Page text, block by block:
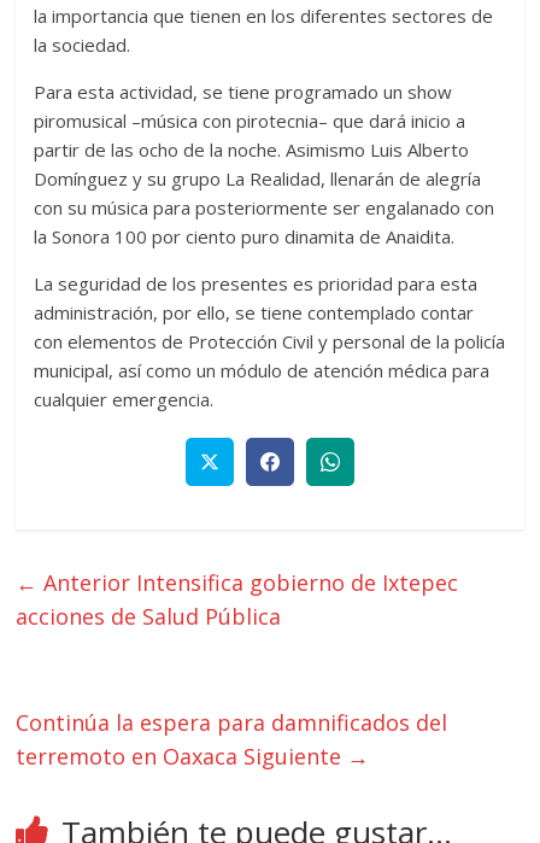
la importancia que tienen en los diferentes sectores de
la sociedad.
Para esta actividad, se tiene programado un show
piromusical –música con pirotecnia– que dará inicio a
partir de las ocho de la noche. Asimismo Luis Alberto
Domínguez y su grupo La Realidad, llenarán de alegría
con su música para posteriormente ser engalanado con
la Sonora 100 por ciento puro dinamita de Anaidita.
La seguridad de los presentes es prioridad para esta
administración, por ello, se tiene contemplado contar
con elementos de Protección Civil y personal de la policía
municipal, así como un módulo de atención médica para
cualquier emergencia.
← Anterior Intensifica gobierno de Ixtepec
acciones de Salud Pública
Continúa la espera para damnificados del
terremoto en Oaxaca Siguiente →
También te puede gustar...